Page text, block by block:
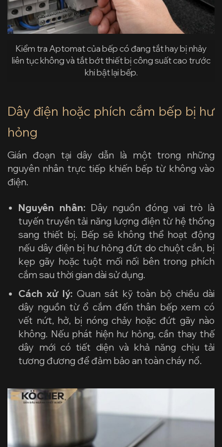
Kiểm tra Aptomat của bếp có đang tắt hay bị nhảy
liên tục không và tắt bớt thiết bị công suất cao trước
khi bật lại bếp.
Dây điện hoặc phích cắm bếp bị hư
hỏng
Gián đoạn tại dây dẫn là một trong những
nguyên nhân trực tiếp khiến bếp từ không vào
điện.
Nguyên nhân: Dây nguồn đóng vai trò là
tuyến truyền tải năng lượng điện từ hệ thống
sang thiết bị. Bếp sẽ không thể hoạt động
nếu dây điện bị hư hỏng đứt do chuột cắn, bị
kẹp gãy hoặc tuột mối nối bên trong phích
cắm sau thời gian dài sử dụng.
Cách xử lý: Quan sát kỹ toàn bộ chiều dài
dây nguồn từ ổ cắm đến thân bếp xem có
vết nứt, hở, bị nóng chảy hoặc đứt gãy nào
không. Nếu phát hiện hư hỏng, cần thay thế
dây mới có tiết diện và khả năng chịu tải
tương đương để đảm bảo an toàn cháy nổ.